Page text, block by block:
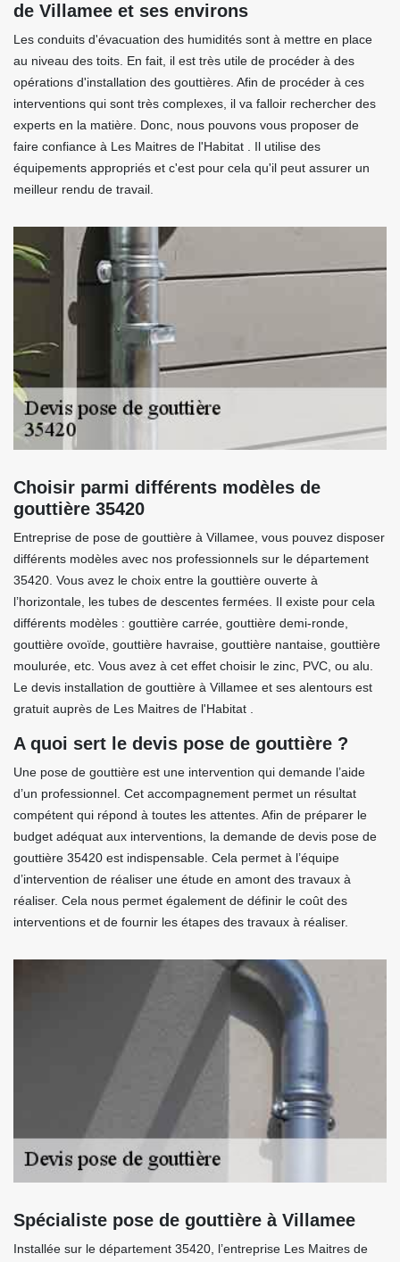
de Villamee et ses environs
Les conduits d'évacuation des humidités sont à mettre en place
au niveau des toits. En fait, il est très utile de procéder à des
opérations d'installation des gouttières. Afin de procéder à ces
interventions qui sont très complexes, il va falloir rechercher des
experts en la matière. Donc, nous pouvons vous proposer de
faire confiance à Les Maitres de l'Habitat . Il utilise des
équipements appropriés et c'est pour cela qu'il peut assurer un
meilleur rendu de travail.
Choisir parmi différents modèles de
gouttière 35420
Entreprise de pose de gouttière à Villamee, vous pouvez disposer
différents modèles avec nos professionnels sur le département
35420. Vous avez le choix entre la gouttière ouverte à
l’horizontale, les tubes de descentes fermées. Il existe pour cela
différents modèles : gouttière carrée, gouttière demi-ronde,
gouttière ovoïde, gouttière havraise, gouttière nantaise, gouttière
moulurée, etc. Vous avez à cet effet choisir le zinc, PVC, ou alu.
Le devis installation de gouttière à Villamee et ses alentours est
gratuit auprès de Les Maitres de l'Habitat .
A quoi sert le devis pose de gouttière ?
Une pose de gouttière est une intervention qui demande l’aide
d’un professionnel. Cet accompagnement permet un résultat
compétent qui répond à toutes les attentes. Afin de préparer le
budget adéquat aux interventions, la demande de devis pose de
gouttière 35420 est indispensable. Cela permet à l’équipe
d’intervention de réaliser une étude en amont des travaux à
réaliser. Cela nous permet également de définir le coût des
interventions et de fournir les étapes des travaux à réaliser.
Spécialiste pose de gouttière à Villamee
Installée sur le département 35420, l’entreprise Les Maitres de